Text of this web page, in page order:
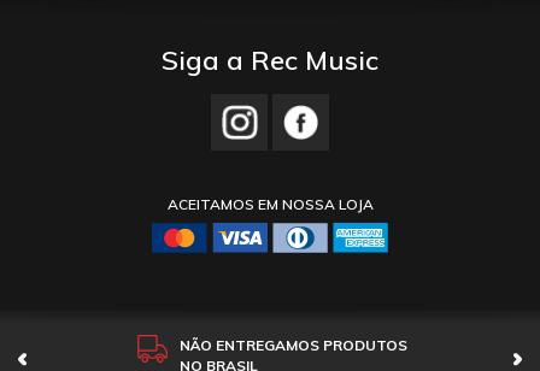
Siga a Rec Music
ACEITAMOS EM NOSSA LOJA
NÃO ENTREGAMOS PRODUTOS
NO BRASIL